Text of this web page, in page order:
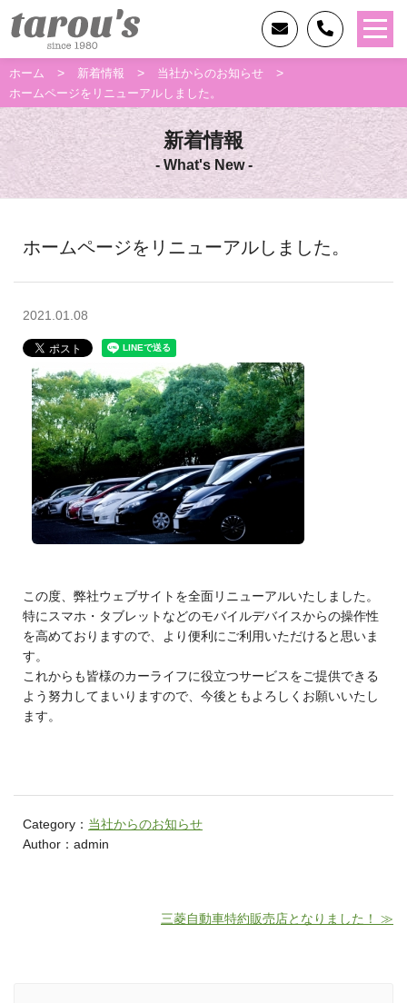
ホーム > 新着情報 > 当社からのお知らせ >
ホームページをリニューアルしました。
新着情報
- What's New -
ホームページをリニューアルしました。
2021.01.08
この度、弊社ウェブサイトを全面リニューアルいたしました。
特にスマホ・タブレットなどのモバイルデバイスからの操作性
を高めておりますので、より便利にご利用いただけると思いま
す。
これからも皆様のカーライフに役立つサービスをご提供できる
よう努力してまいりますので、今後ともよろしくお願いいたし
ます。
Category： 当社からのお知らせ
Author：admin
三菱自動車特約販売店となりました！ ≫